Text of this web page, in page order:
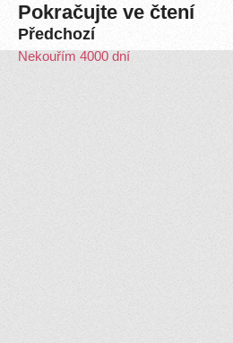
Pokračujte ve čtení
Předchozí
Nekouřím 4000 dní